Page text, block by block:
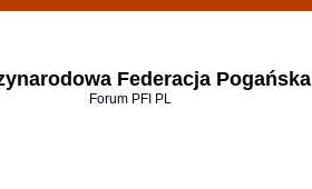
Federacja Pogańska
Forum PFI PL